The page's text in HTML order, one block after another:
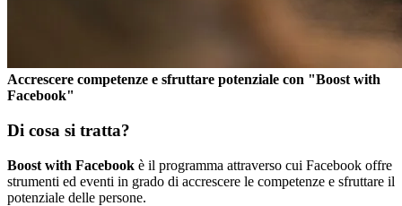
Accrescere competenze e sfruttare potenziale con "Boost with
Facebook"
Di cosa si tratta?
Boost with Facebook è il programma attraverso cui Facebook offre
strumenti ed eventi in grado di accrescere le competenze e sfruttare il
potenziale delle persone.